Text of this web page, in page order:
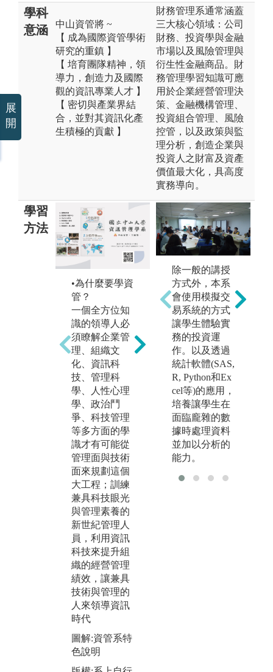
學科
意涵
中山資管將 ~
【 成為國際資管學術
研究的重鎮 】
【 培育團隊精神，領
導力，創造力及國際
觀的資訊專業人才 】
【 密切與產業界結
合，並對其資訊化產
生積極的貢獻 】
財務管理系通常涵蓋
三大核心領域：公司
財務、投資學與金融
市場以及風險管理與
衍生性金融商品。財
務管理學習知識可應
用於企業經營管理決
策、金融機構管理、
投資組合管理、風險
控管，以及政策與監
理分析，創造企業與
投資人之財富及資產
價值最大化，具高度
實務導向。
學習
方法
•為什麼要學資
管？
一個全方位知
識的領導人必
須瞭解企業管
理、組織文
化、資訊科
技、管理科
學、人性心理
學、政治鬥
爭、科技管理
等多方面的學
識才有可能從
管理面與技術
面來規劃這個
大工程；訓練
兼具科技眼光
與管理素養的
新世紀管理人
員，利用資訊
科技來提升組
織的經營管理
績效，讓兼具
技術與管理的
人來領導資訊
時代
圖解:資管系特
色說明
•資管的優勢
資工專注於程
式與技術研
發，而資管則
著重於應用系
統的開發；資
管相較於企
管，多修習了
資訊技術與應
用課程。本系
培育學生掌握
網路、資料庫
系統設計、分
散式系統、A
I、類神經系統
除一般的講授
方式外，本系
會使用模擬交
易系統的方式
讓學生體驗實
務的投資運
作。以及透過
統計軟體(SAS,
R, Python和Ex
cel等)的應用，
培養讓學生在
面臨龐雜的數
據時處理資料
並加以分析的
能力。
展
開